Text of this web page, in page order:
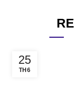
25
TH6